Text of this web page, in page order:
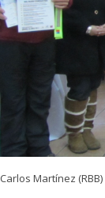
Carlos Martínez (RBB)